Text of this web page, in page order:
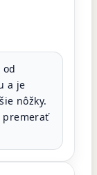
od
a je
nôžky.
premerať